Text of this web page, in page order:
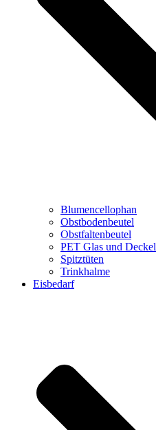
Blumencellophan
Obstbodenbeutel
Obstfaltenbeutel
PET Glas und Deckel
Spitztüten
Trinkhalme
Eisbedarf